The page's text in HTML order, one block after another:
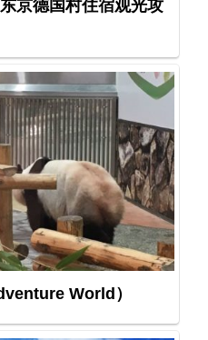
京德国村住宿观光攻
World）